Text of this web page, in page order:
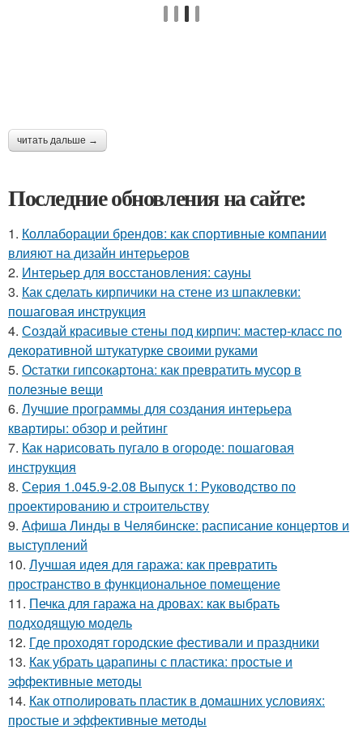
читать дальше →
Последние обновления на сайте:
1. Коллаборации брендов: как спортивные компании
влияют на дизайн интерьеров
2. Интерьер для восстановления: сауны
3. Как сделать кирпичики на стене из шпаклевки:
пошаговая инструкция
4. Создай красивые стены под кирпич: мастер-класс по
декоративной штукатурке своими руками
5. Остатки гипсокартона: как превратить мусор в
полезные вещи
6. Лучшие программы для создания интерьера
квартиры: обзор и рейтинг
7. Как нарисовать пугало в огороде: пошаговая
инструкция
8. Серия 1.045.9-2.08 Выпуск 1: Руководство по
проектированию и строительству
9. Афиша Линды в Челябинске: расписание концертов и
выступлений
10. Лучшая идея для гаража: как превратить
пространство в функциональное помещение
11. Печка для гаража на дровах: как выбрать
подходящую модель
12. Где проходят городские фестивали и праздники
13. Как убрать царапины с пластика: простые и
эффективные методы
14. Как отполировать пластик в домашних условиях:
простые и эффективные методы